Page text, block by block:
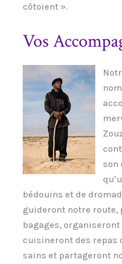
côtoient ».
Vos
son
bédouins et de
guideront notre route,
bagages,
cuisineront des repas
sains et partageront